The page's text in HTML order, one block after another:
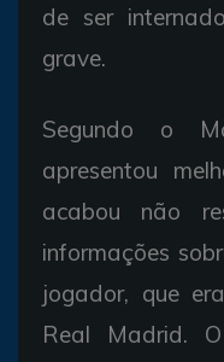
de ser
grave.
Segundo o
apresentou
acabou não
informações
jogador, que
Real Madrid.